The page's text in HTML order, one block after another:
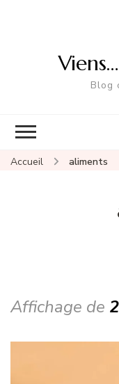
Blog
Accueil aliments
Affichage de